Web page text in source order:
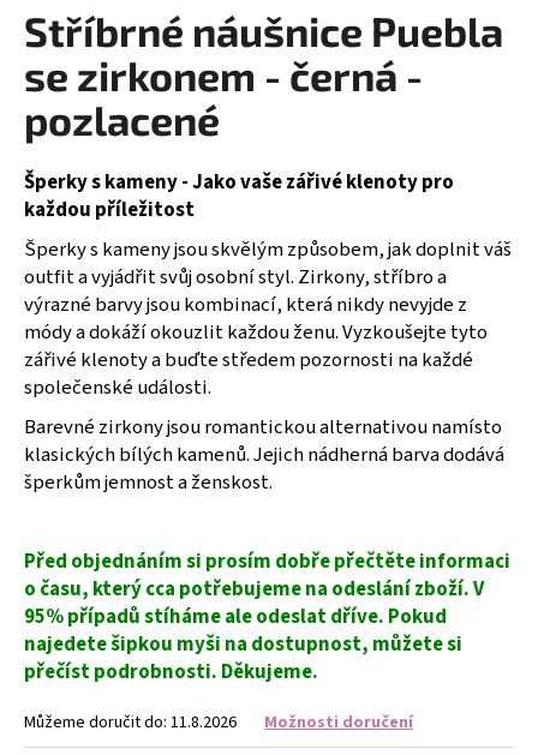
produktu
je
z
hvězdiček.
Stříbrné náušnice Puebla
se zirkonem - černá -
pozlacené
Šperky s kameny - Jako vaše zářivé klenoty pro
každou příležitost
Šperky s kameny jsou skvělým způsobem, jak doplnit váš
outfit a vyjádřit svůj osobní styl. Zirkony, stříbro a
výrazné barvy jsou kombinací, která nikdy nevyjde z
módy a dokáží okouzlit každou ženu. Vyzkoušejte tyto
zářivé klenoty a buďte středem pozornosti na každé
společenské události.
Barevné zirkony jsou romantickou alternativou namísto
klasických bílých kamenů. Jejich nádherná barva dodává
šperkům jemnost a ženskost.
Před objednáním si prosím dobře přečtěte informaci
o času, který cca potřebujeme na odeslání zboží. V
95% případů stíháme ale odeslat dříve. Pokud
najedete šipkou myši na dostupnost, můžete si
přečíst podrobnosti. Děkujeme.
Můžeme doručit do: 11.8.2026 Možnosti doručení
D
p
o
r
u
č
u
j
e
m
e
MÍCHAČKA
KARET
199
Kč